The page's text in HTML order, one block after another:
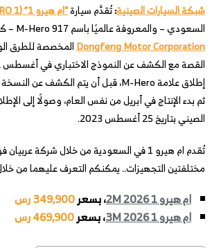
شبكة السيارات الصينية:تُقدَّم سيارة“ام هيرو 1” (MHERO 1)
السعودي – والمعروفة عالميًا باسم M-Hero 917 – كأول طراز تحت علامة
Dongfeng Motor Corporation المخصصة للطرق
ثم بدء الإنتاج في أبريل من نفس العام، وصولًا إلى
الصيني بتاريخ 25 أغسطس 2023.
تُقدم ام هيرو 1 في السعودية من خلال شركة
مختلفتين التجهيزات.. يمكنكم التعرف عليهما من
ام هيرو 1 2M 2026 ، بسعر349,900 رس
ام هيرو 1 3M 2026
، بسعر469,900 رس